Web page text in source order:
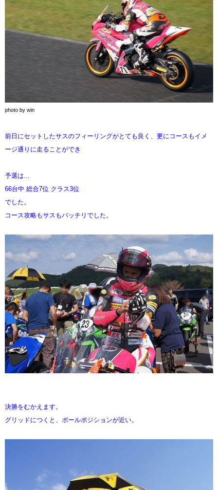
photo by win
前日にセットしたサスのフィーリングがとても良く、更にコースもイメ
ージ通りに走ることができ
予選は...
66台中 総合7位 クラス3位
でした。
コース攻略もサスもバッチリでした。
決勝をむかえます。
グリッドにつくと、ポールポジションが近い。